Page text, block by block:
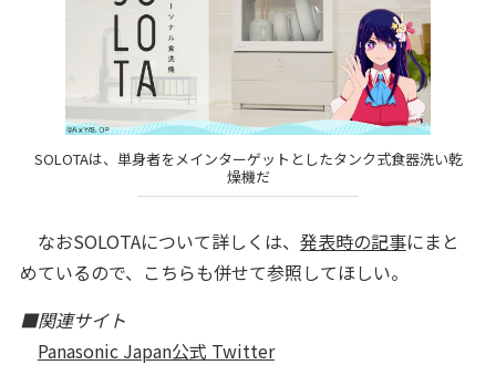
SOLOTAは、単身者をメインターゲットとしたタンク式食器洗い乾
燥機だ
なおSOLOTAについて詳しくは、 発表時の記事にまと
めているので、こちらも併せて参照してほしい。
■関連サイト
Panasonic Japan公式 Twitter